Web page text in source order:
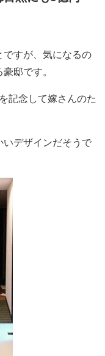
ですが、気になるの
邸です。
記念して嫁さんのた
いデザインだそうで